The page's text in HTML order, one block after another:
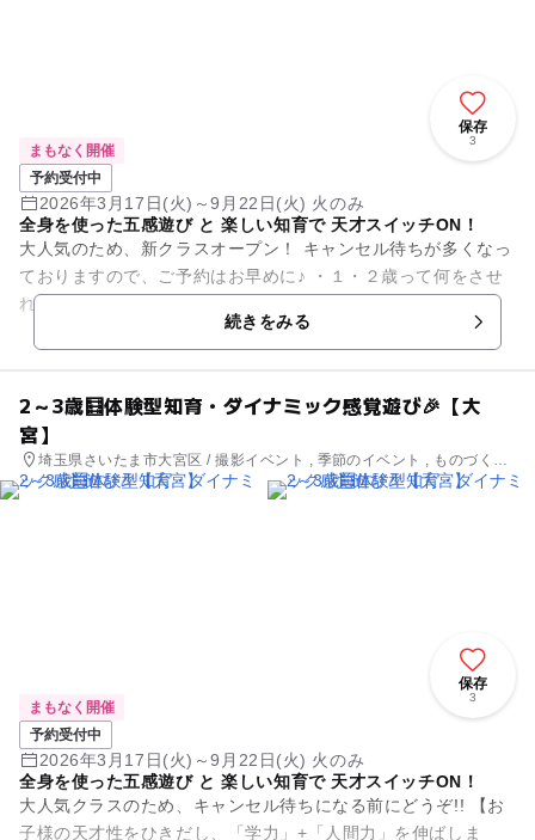
保存
3
まもなく開催
予約受付中
2026年3月17日(火)～9月22日(火) 火のみ
全身を使った五感遊び と 楽しい知育で 天才スイッチON！
大人気のため、新クラスオープン！ キャンセル待ちが多くなっ
ておりますので、ご予約はお早めに♪ ・１・２歳って何をさせ
ればいいのか わからない ・こどもの才能を のばしてあげた
続きをみる
2～3歳🧮体験型知育・ダイナミック感覚遊び🎉【大
宮】
埼玉県さいたま市大宮区 / 撮影イベント , 季節のイベント , ものづく
り・学び体験 , 街なかイベント
保存
3
まもなく開催
予約受付中
2026年3月17日(火)～9月22日(火) 火のみ
全身を使った五感遊び と 楽しい知育で 天才スイッチON！
大人気クラスのため、キャンセル待ちになる前にどうぞ!! 【お
子様の天才性をひきだし、「学力」+「人間力」を伸ばしま